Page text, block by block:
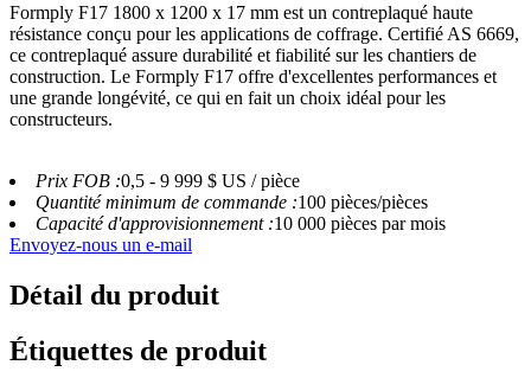
Formply F17 1800 x 1200 x 17 mm est un contreplaqué haute
résistance conçu pour les applications de coffrage. Certifié AS 6669,
ce contreplaqué assure durabilité et fiabilité sur les chantiers de
construction. Le Formply F17 offre d'excellentes performances et
une grande longévité, ce qui en fait un choix idéal pour les
constructeurs.
Prix ​​FOB :0,5 - 9 999 $ US / pièce
Quantité minimum de commande :100 pièces/pièces
Capacité d'approvisionnement :10 000 pièces par mois
Envoyez-nous un e-mail
Détail du produit
Étiquettes de produit